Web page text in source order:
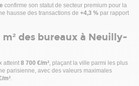
mixte et rénové
digicode et télésurveillance
d'un accès direct sur rue
nu non équipé composé :
confirme son statut de secteur premium pour la
hausse des transactions de +4,3 % par rapport
des bureaux à Neuilly-
atteint 8 700 €/m² , plaçant la ville parmi les plus
parisienne, avec des valeurs maximales
m²